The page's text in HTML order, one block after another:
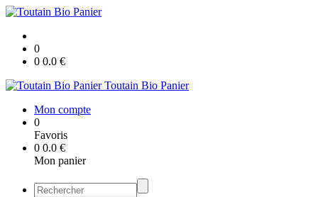
0
0 0.0 €
Toutain Bio Panier
Mon compte
0
Favoris
0 0.0 €
Mon panier